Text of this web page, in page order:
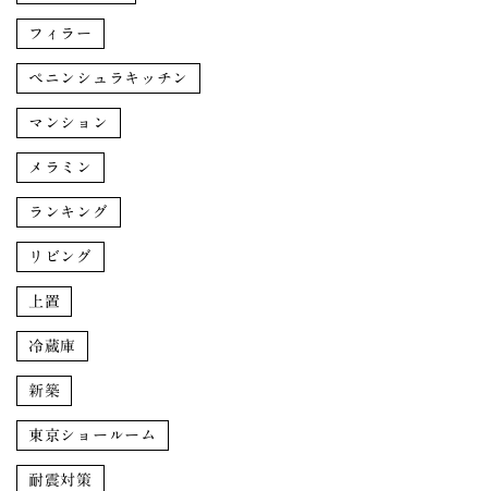
フィラー
ペニンシュラキッチン
マンション
メラミン
ランキング
リビング
上置
冷蔵庫
新築
東京ショールーム
耐震対策